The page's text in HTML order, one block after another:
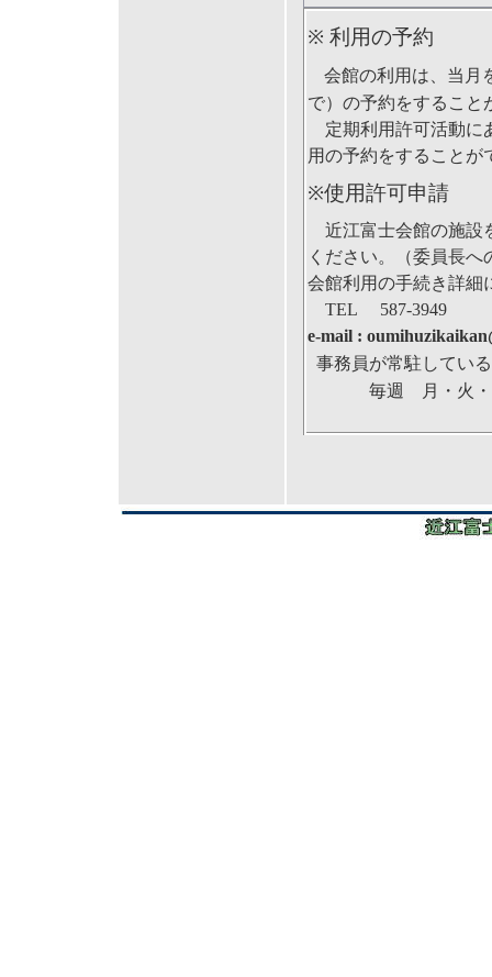
※ 利用の予約
会館の利用は、当月
で）の予約をすること
定期利用許可活動に
用の予約をすることが
※使用許可申請
近江富士会館の施設
ください。（委員長
会館利用の手続き詳細
TEL
587-3949
e-mail :
事務員が常駐してい
毎週 月・火